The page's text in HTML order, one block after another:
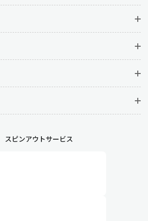
スピンアウトサービス